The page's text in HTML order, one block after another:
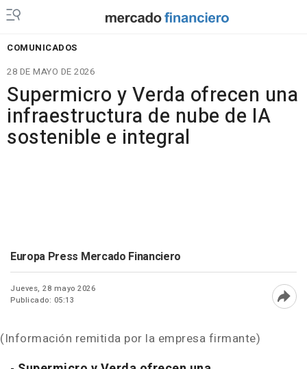
COMUNICADOS
28 DE MAYO DE 2026
Supermicro y Verda ofrecen una
infraestructura de nube de IA
sostenible e integral
Europa Press Mercado Financiero
Jueves, 28 mayo 2026
Publicado: 05:13
(Información remitida por la empresa firmante)